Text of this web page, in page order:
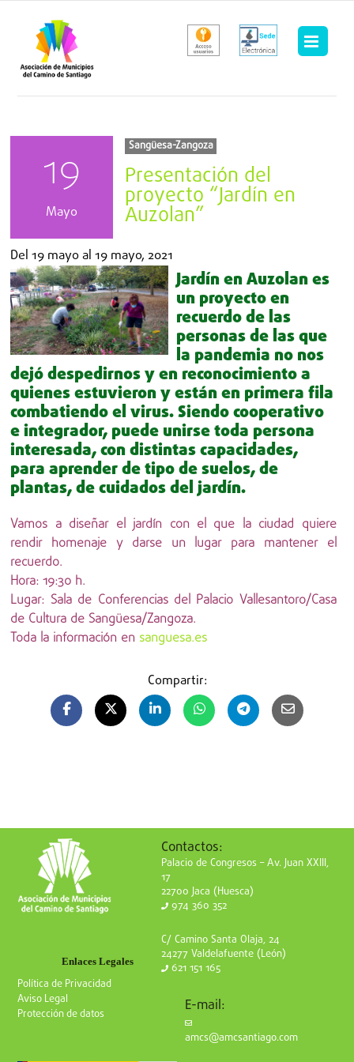
contenido
19
Mayo
Sangüesa-Zangoza
Presentación del
proyecto “Jardín en
Auzolan”
Del19 mayo al19 mayo, 2021
Jardín en Auzolan es
un proyecto en
recuerdo de las
personas de las que
la pandemia no nos
dejó despedirnos y en reconocimiento a
quienes estuvieron y están en primera fila
combatiendo el virus. Siendo cooperativo
e integrador, puede unirse toda persona
interesada, con distintas capacidades,
para aprender de tipo de suelos, de
plantas, de cuidados del jardín.
Vamos a diseñar el jardín con el que la ciudad quiere
rendir homenaje y darse un lugar para mantener el
recuerdo.
Hora: 19:30 h.
Lugar: Sala de Conferencias del Palacio Vallesantoro/Casa
de Cultura de Sangüesa/Zangoza.
Toda la información en sanguesa.es
Compartir:
Enlaces Legales
Política de Privacidad
Aviso Legal
Protección de datos
Contactos:
Palacio de Congresos – Av. Juan XXIII,
17
22700 Jaca (Huesca)
974 360 352
C/ Camino Santa Olaja, 24
24277 Valdelafuente (León)
621 151 165
E-mail:
amcs@amcsantiago.com